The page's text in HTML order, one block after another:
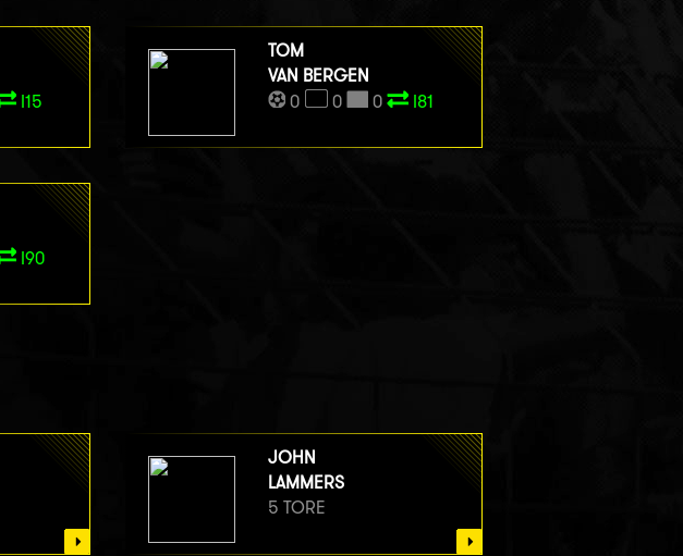
I15
TOM
VAN BERGEN
0
0 0 I81
I90
JOHN
LAMMERS
5 TORE